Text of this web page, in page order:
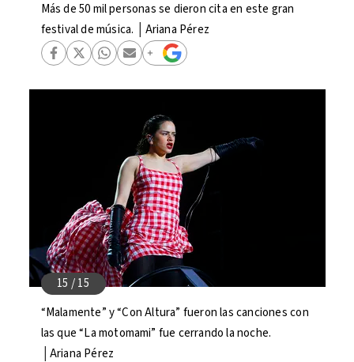
Más de 50 mil personas se dieron cita en este gran
festival de música. │Ariana Pérez
“Malamente” y “Con Altura” fueron las canciones con
las que “La motomami” fue cerrando la noche.
│Ariana Pérez